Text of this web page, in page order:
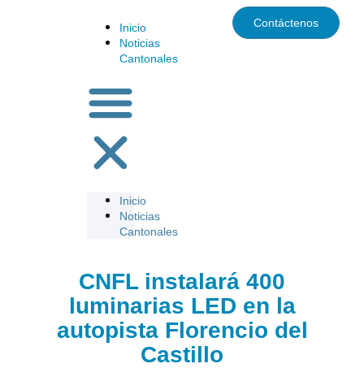
Inicio
Noticias
Cantonales
Inicio
Noticias
Cantonales
Contáctenos
CNFL instalará 400
luminarias LED en la
autopista Florencio del
Castillo